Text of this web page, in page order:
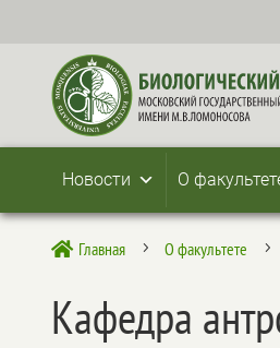
Новости О
 Главная 5 О факультете 5
Кафедра